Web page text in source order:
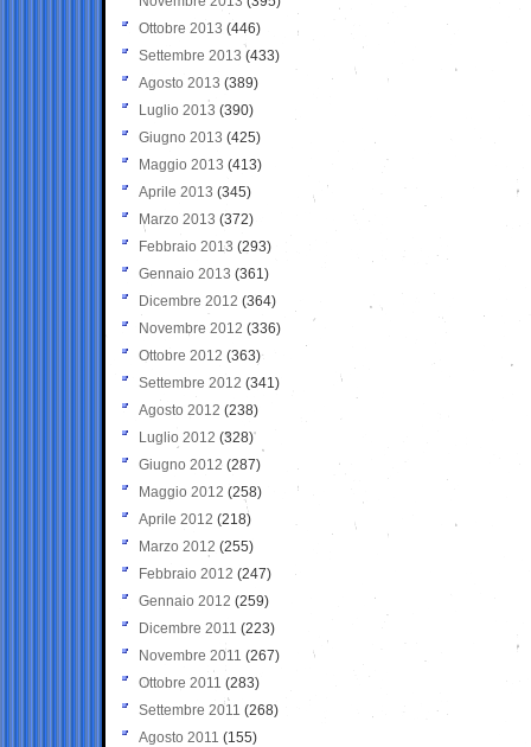
Ottobre 2013 (446)
Settembre 2013 (433)
Agosto 2013 (389)
Luglio 2013 (390)
Giugno 2013 (425)
Maggio 2013 (413)
Aprile 2013 (345)
Marzo 2013 (372)
Febbraio 2013 (293)
Gennaio 2013 (361)
Dicembre 2012 (364)
Novembre 2012 (336)
Ottobre 2012 (363)
Settembre 2012 (341)
Agosto 2012 (238)
Luglio 2012 (328)
Giugno 2012 (287)
Maggio 2012 (258)
Aprile 2012 (218)
Marzo 2012 (255)
Febbraio 2012 (247)
Gennaio 2012 (259)
Dicembre 2011 (223)
Novembre 2011 (267)
Ottobre 2011 (283)
Settembre 2011 (268)
Agosto 2011 (155)